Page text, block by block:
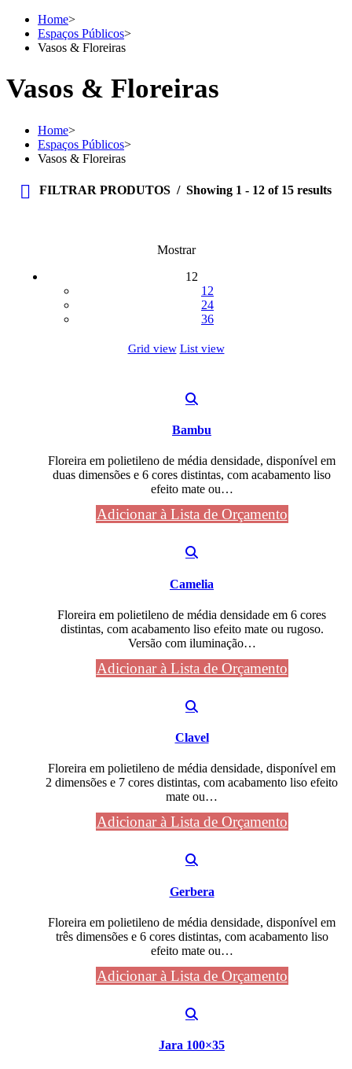
Home>
Espaços Públicos>
Vasos & Floreiras
Vasos & Floreiras
Home>
Espaços Públicos>
Vasos & Floreiras
FILTRAR PRODUTOS Showing 1 - 12 of 15 results
Mostrar
12
12
24
36
Grid view List view
Bambu
Floreira em polietileno de média densidade, disponível em
duas dimensões e 6 cores distintas, com acabamento liso
efeito mate ou…
Adicionar à Lista de Orçamento
Camelia
Floreira em polietileno de média densidade em 6 cores
distintas, com acabamento liso efeito mate ou rugoso.
Versão com iluminação…
Adicionar à Lista de Orçamento
Clavel
Floreira em polietileno de média densidade, disponível em
2 dimensões e 7 cores distintas, com acabamento liso efeito
mate ou…
Adicionar à Lista de Orçamento
Gerbera
Floreira em polietileno de média densidade, disponível em
três dimensões e 6 cores distintas, com acabamento liso
efeito mate ou…
Adicionar à Lista de Orçamento
Jara 100×35